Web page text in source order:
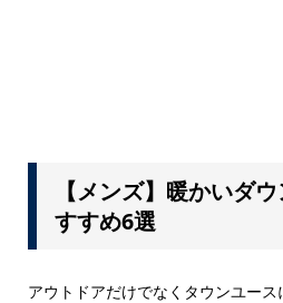
【メンズ】暖かいダ
すすめ6選
アウトドアだけでなくタウンユー